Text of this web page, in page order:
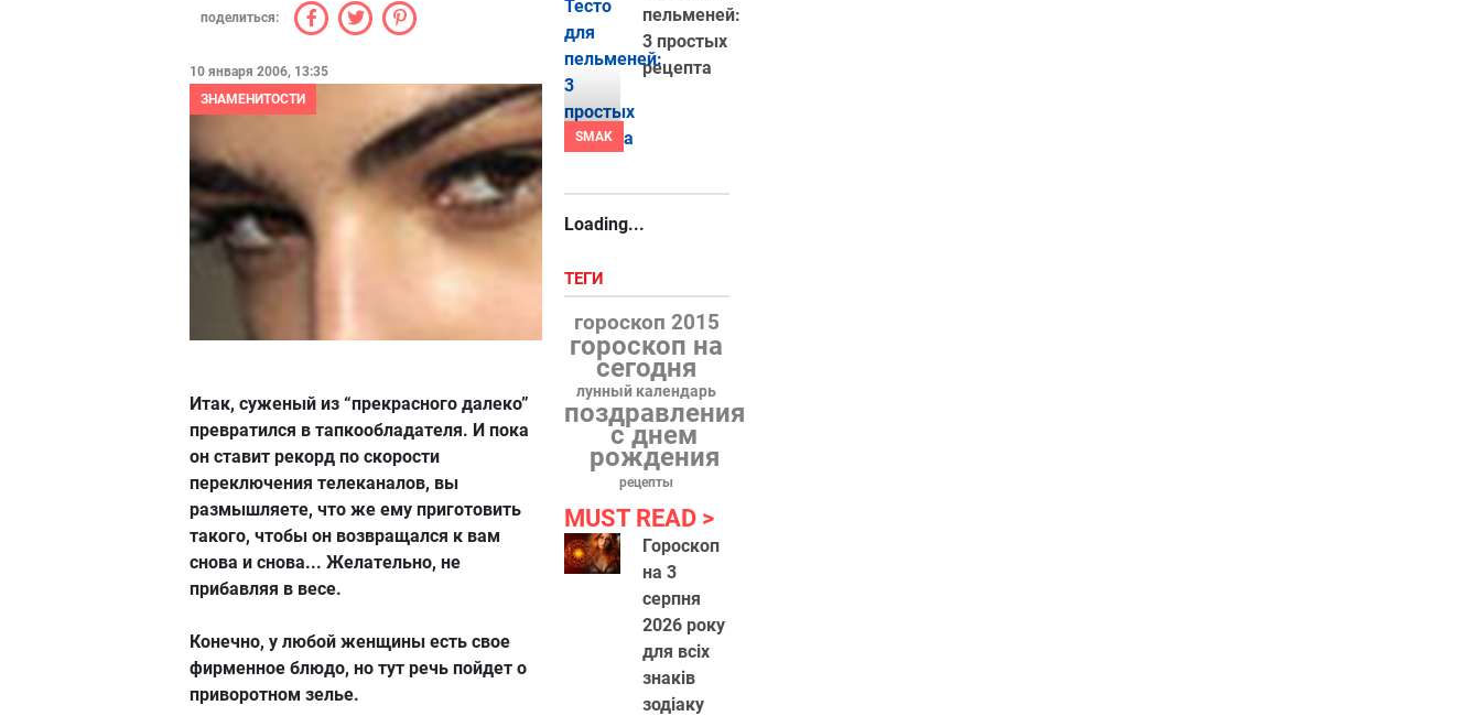
поделиться:
10 января 2006, 13:35
ЗНАМЕНИТОСТИ
Итак, суженый из “прекрасного далеко”
превратился в тапкообладателя. И пока
он ставит рекорд по скорости
переключения телеканалов, вы
размышляете, что же ему приготовить
такого, чтобы он возвращался к вам
снова и снова... Желательно, не
прибавляя в весе.
Конечно, у любой женщины есть свое
фирменное блюдо, но тут речь пойдет о
приворотном зелье.
SMAK
пельменей:
3 простых
рецепта
Loading...
ТЕГИ
гороскоп 2015
гороскоп на
сегодня
лунный календарь
поздравления
с днем
рождения
рецепты
MUST READ
Гороскоп
на 3
серпня
2026 року
для всіх
знаків
зодіаку